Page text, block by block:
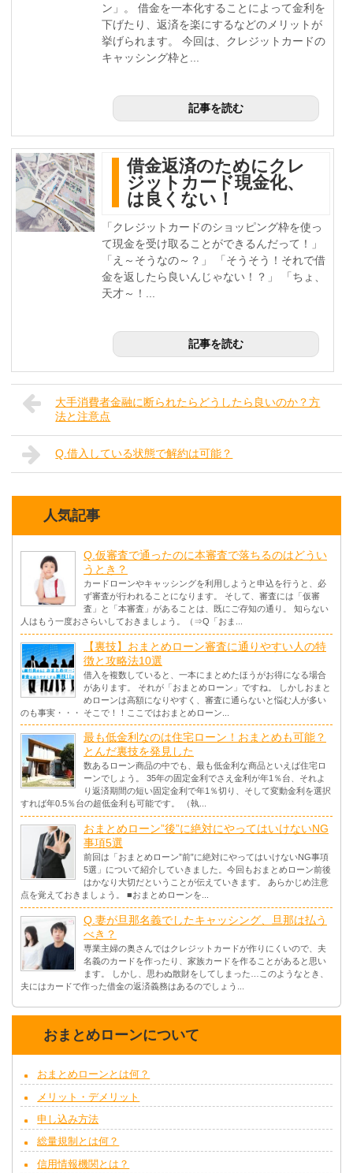
ン」。 借金を一本化することによって金利を
下げたり、返済を楽にするなどのメリットが
挙げられます。 今回は、クレジットカードの
キャッシング枠と...
記事を読む
借金返済のためにクレ
ジットカード現金化、
は良くない！
「クレジットカードのショッピング枠を使っ
て現金を受け取ることができるんだって！」
「え～そうなの～？」 「そうそう！それで借
金を返したら良いんじゃない！？」 「ちょ、
天才～！...
記事を読む
大手消費者金融に断られたらどうしたら良いのか？方
法と注意点
Q.借入している状態で解約は可能？
人気記事
Q.仮審査で通ったのに本審査で落ちるのはどうい
うとき？
カードローンやキャッシングを利用しようと申込を行うと、必
ず審査が行われることになります。 そして、審査には「仮審
査」と「本審査」があることは、既にご存知の通り。 知らない
人はもう一度おさらいしておきましょう。（⇒Q「おま...
【裏技】おまとめローン審査に通りやすい人の特
徴と攻略法10選
借入を複数していると、一本にまとめたほうがお得になる場合
があります。 それが「おまとめローン」ですね。 しかしおまと
めローンは高額になりやすく、審査に通らないと悩む人が多い
のも事実・・・ そこで！！ここではおまとめローン...
最も低金利なのは住宅ローン！おまとめも可能？
とんだ裏技を発見した
数あるローン商品の中でも、最も低金利な商品といえば住宅ロ
ーンでしょう。 35年の固定金利でさえ金利が年1％台、それよ
り返済期間の短い固定金利で年1％切り、そして変動金利を選択
すれば年0.5％台の超低金利も可能です。 （執...
おまとめローン”後”に絶対にやってはいけないNG
事項5選
前回は「おまとめローン”前”に絶対にやってはいけないNG事項
5選」について紹介していきました。今回もおまとめローン前後
はかなり大切だということが伝えていきます。 あらかじめ注意
点を覚えておきましょう。 ■おまとめローンを...
Q.妻が旦那名義でしたキャッシング、旦那は払う
べき？
専業主婦の奥さんではクレジットカードが作りにくいので、夫
名義のカードを作ったり、家族カードを作ることがあると思い
ます。 しかし、思わぬ散財をしてしまった…このようなとき、
夫にはカードで作った借金の返済義務はあるのでしょう...
おまとめローンについて
おまとめローンとは何？
メリット・デメリット
申し込み方法
総量規制とは何？
信用情報機関とは？